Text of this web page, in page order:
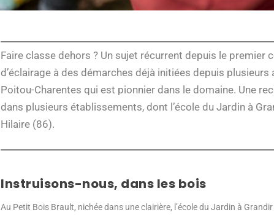
Faire classe dehors ? Un sujet récurrent depuis le premier
d’éclairage à des démarches déjà initiées depuis
Poitou-Charentes qui est pionnier dans le domaine. Une
dans plusieurs établissements, dont l’école du Jardin à
Hilaire (86).
Instruisons-nous, dans les bois
Au Petit Bois Brault, nichée dans une clairière, l’école du Jardin à